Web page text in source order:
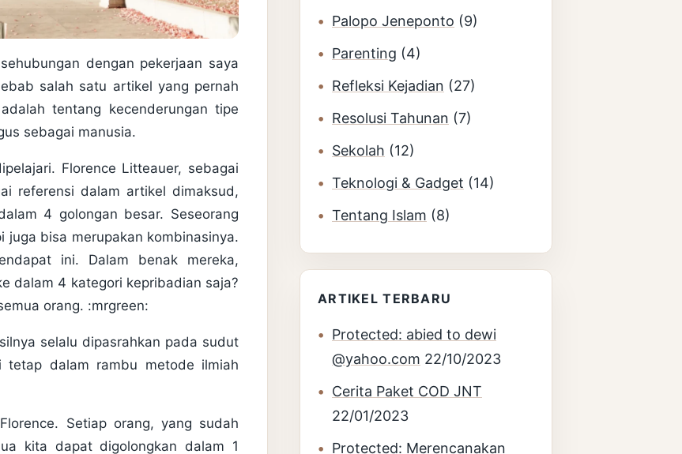
dengan pekerjaan saya
salah satu artikel yang pernah
tentang kecenderungan tipe
sebagai manusia.
Florence Litteauer, sebagai
referensi dalam artikel dimaksud,
4 golongan besar. Seseorang
bisa merupakan kombinasinya.
ini. Dalam benak mereka,
dalam 4 kategori kepribadian saja?
orang. :mrgreen:
selalu dipasrahkan pada sudut
tetap dalam rambu metode ilmiah
Setiap orang, yang sudah
kita dapat digolongkan dalam 1
Palopo Jeneponto (9)
Parenting (4)
Refleksi Kejadian (27)
Resolusi Tahunan (7)
Sekolah (12)
Teknologi & Gadget (14)
Tentang Islam (8)
ARTIKEL TERBARU
Protected: abied to dewi
@yahoo.com 22/10/2023
Cerita Paket COD JNT
22/01/2023
Protected: Merencanakan